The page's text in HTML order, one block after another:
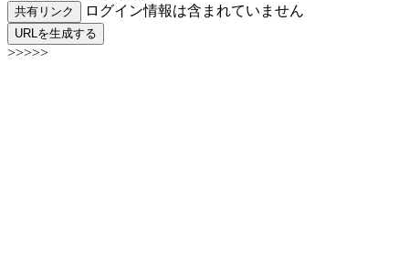
共有リンク ログイン情報は含まれていません
URLを生成する
>>>>>